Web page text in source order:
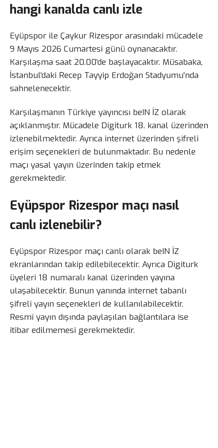
hangi kanalda canlı izle
Eyüpspor ile Çaykur Rizespor arasındaki mücadele
9 Mayıs 2026 Cumartesi günü oynanacaktır.
Karşılaşma saat 20.00’de başlayacaktır. Müsabaka,
İstanbul’daki Recep Tayyip Erdoğan Stadyumu’nda
sahnelenecektir.
Karşılaşmanın Türkiye yayıncısı beIN İZ olarak
açıklanmıştır. Mücadele Digiturk 18. kanal üzerinden
izlenebilmektedir. Ayrıca internet üzerinden şifreli
erişim seçenekleri de bulunmaktadır. Bu nedenle
maçı yasal yayın üzerinden takip etmek
gerekmektedir.
Eyüpspor Rizespor maçı nasıl
canlı izlenebilir?
Eyüpspor Rizespor maçı canlı olarak beIN İZ
ekranlarından takip edilebilecektir. Ayrıca Digiturk
üyeleri 18 numaralı kanal üzerinden yayına
ulaşabilecektir. Bunun yanında internet tabanlı
şifreli yayın seçenekleri de kullanılabilecektir.
Resmî yayın dışında paylaşılan bağlantılara ise
itibar edilmemesi gerekmektedir.